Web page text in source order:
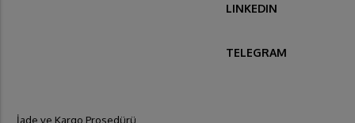
LINKEDIN
TELEGRAM
İade ve Kargo Prosedürü